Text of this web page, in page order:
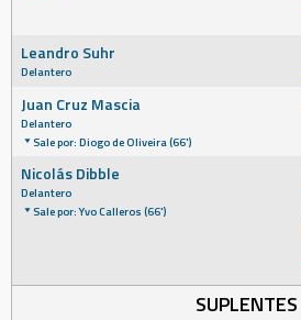
Leandro Suhr
Delantero
Juan Cruz Mascia
Delantero
Sale por: Diogo de Oliveira (66')
Nicolás Dibble
Delantero
Sale por: Yvo Calleros (66')
SUPLENTES